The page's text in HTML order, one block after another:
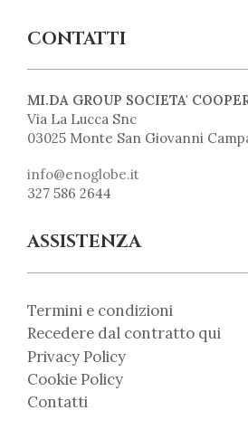
CONTATTI
MI.DA GROUP SOCIETA'
Via La Lucca Snc
03025 Monte San Giovanni
info@enoglobe.it
327 586 2644
ASSISTENZA
Termini e condizioni
Recedere dal contratto qui
Privacy Policy
Cookie Policy
Contatti